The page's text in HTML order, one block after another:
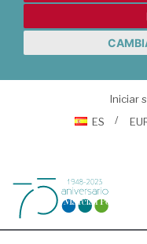
Iniciar
ES